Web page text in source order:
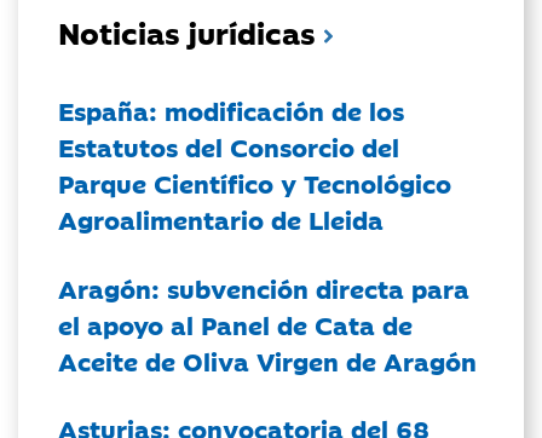
Noticias jurídicas
España: modificación de los
Estatutos del Consorcio del
Parque Científico y Tecnológico
Agroalimentario de Lleida
Aragón: subvención directa para
el apoyo al Panel de Cata de
Aceite de Oliva Virgen de Aragón
Asturias: convocatoria del 68